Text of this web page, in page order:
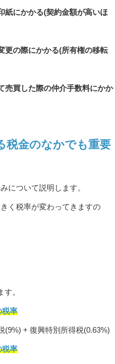
にかかる(契約金額が高いほ
の際にかかる(所有権の移転
買した際の仲介手数料にかか
税金のなかでも重要
について説明します。
く税率が変わってきますの
。
税率
+ 復興特別所得税(0.63%)
税率